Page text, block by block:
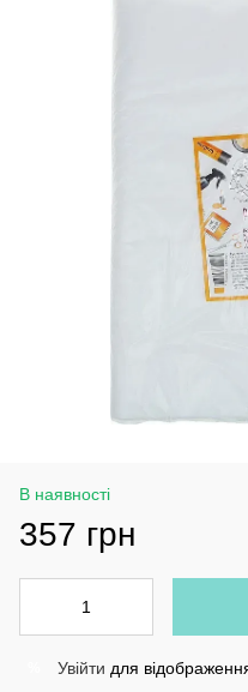
В наявності
357 грн
Увійти для